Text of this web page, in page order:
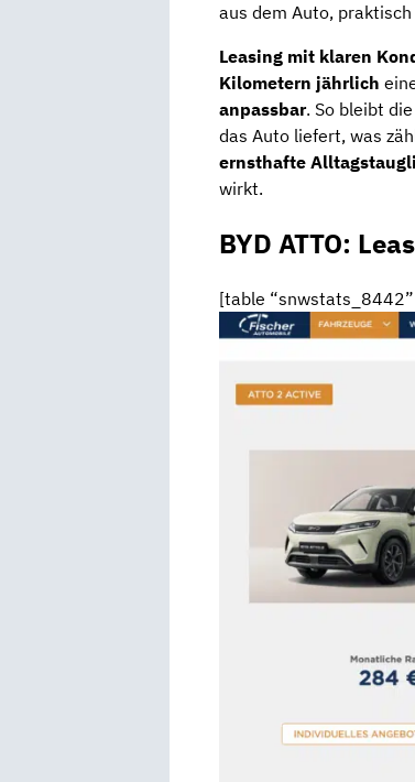
aus dem Auto,
Leasing mit klaren
Kilometern jährlich
anpassbar. So bleibt
das Auto liefert, was
ernsthafte
wirkt.
BYD ATTO:
[table